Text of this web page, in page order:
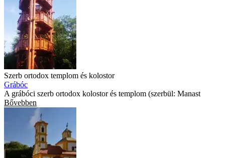
Szerb ortodox templom és kolostor
Grábóc
A grábóci szerb ortodox kolostor és templom (szerbül: Manast
Bővebben